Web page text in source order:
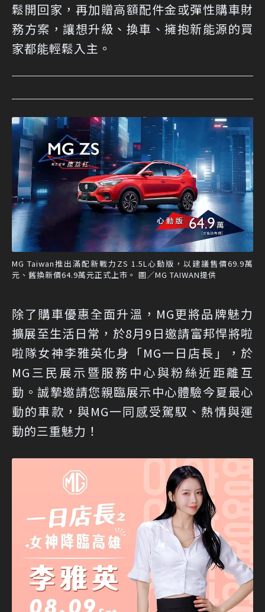
鬆開回家，再加贈高額配件金或彈性購車財
務方案，讓想升級、換車、擁抱新能源的買
家都能輕鬆入主。
MG Taiwan推出滿配新戰力ZS 1.5L心動版，以建議售價69.9萬
元、舊換新價64.9萬元正式上市。 圖／MG TAIWAN提供
除了購車優惠全面升溫，MG更將品牌魅力
擴展至生活日常，於8月9日邀請富邦悍將啦
啦隊女神李雅英化身「MG一日店長」，於
MG三民展示暨服務中心與粉絲近距離互
動。誠摯邀請您親臨展示中心體驗今夏最心
動的車款，與MG一同感受駕馭、熱情與運
動的三重魅力！